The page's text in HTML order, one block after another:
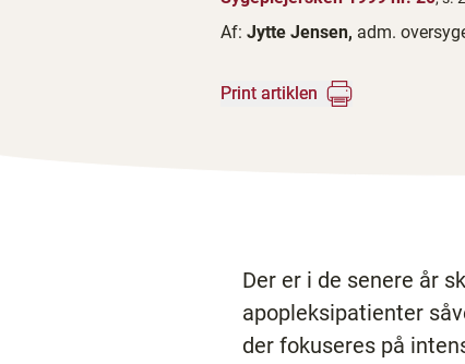
Af: Jytte Jensen, adm.
Print artiklen
Der er i de senere år
apopleksipatienter
der fokuseres på